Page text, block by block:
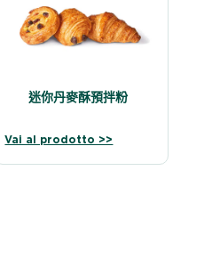
迷你丹麥酥預拌粉
Vai al prodotto >>